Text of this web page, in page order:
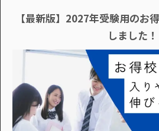
【最新版】2027年受験用のお
しました！